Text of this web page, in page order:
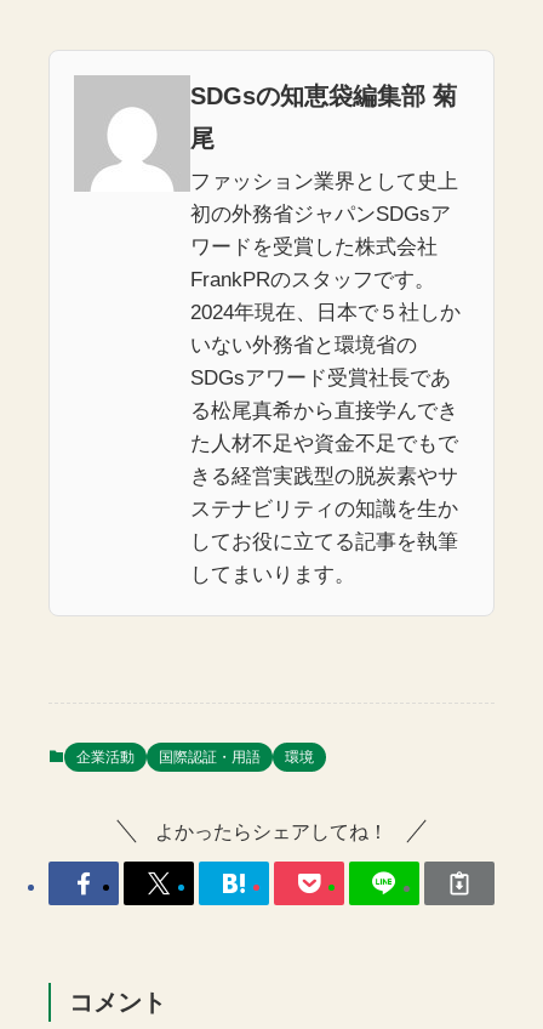
SDGsの知恵袋編集部 菊
尾
ファッション業界として史上
初の外務省ジャパンSDGsア
ワードを受賞した株式会社
FrankPRのスタッフです。
2024年現在、日本で５社しか
いない外務省と環境省の
SDGsアワード受賞社長であ
る松尾真希から直接学んでき
た人材不足や資金不足でもで
きる経営実践型の脱炭素やサ
ステナビリティの知識を生か
してお役に立てる記事を執筆
してまいります。
企業活動 国際認証・用語 環境
よかったらシェアしてね！
コメント